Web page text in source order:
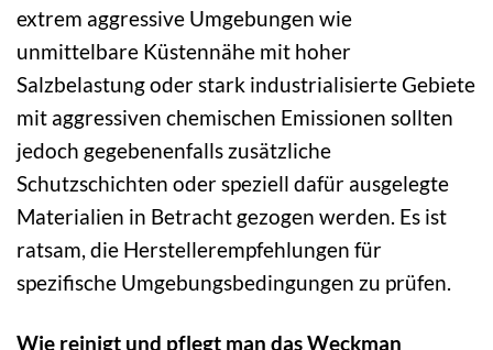
extrem aggressive Umgebungen wie
unmittelbare Küstennähe mit hoher
Salzbelastung oder stark industrialisierte Gebiete
mit aggressiven chemischen Emissionen sollten
jedoch gegebenenfalls zusätzliche
Schutzschichten oder speziell dafür ausgelegte
Materialien in Betracht gezogen werden. Es ist
ratsam, die Herstellerempfehlungen für
spezifische Umgebungsbedingungen zu prüfen.
Wie reinigt und pflegt man das Weckman